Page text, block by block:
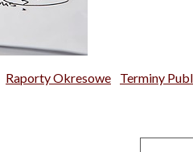
Raporty Okresowe Terminy